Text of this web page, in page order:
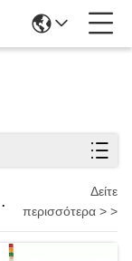
Δείτε
περισσότερα > >